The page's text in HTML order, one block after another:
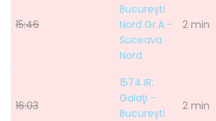
15:46
Bucureşti
Nord Gr.A -
Suceava
Nord
2 min
16:03
1574 IR:
Galaţi -
Bucureşti
2 min